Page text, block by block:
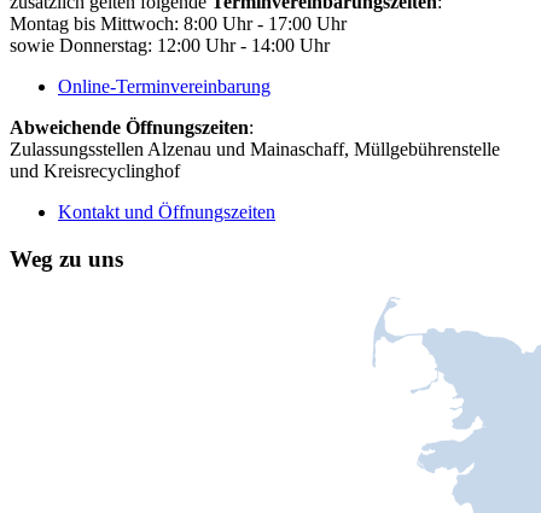
Montag bis Mittwoch: 8:00 Uhr - 17:00 Uhr
sowie Donnerstag: 12:00 Uhr - 14:00 Uhr
Online-Terminvereinbarung
Abweichende Öffnungszeiten:
Zulassungsstellen Alzenau und Mainaschaff, Müllgebührenstelle
und Kreisrecyclinghof
Kontakt und Öffnungszeiten
Weg zu uns